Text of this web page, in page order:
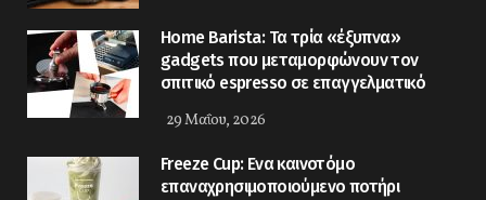
Home Barista: Τα τρία «έξυπνα»
gadgets που μεταμορφώνουν τον
σπιτικό espresso σε επαγγελματικό
29 Μαΐου, 2026
Freeze Cup: Eνα καινοτόμο
επαναχρησιμοποιούμενο ποτήρι